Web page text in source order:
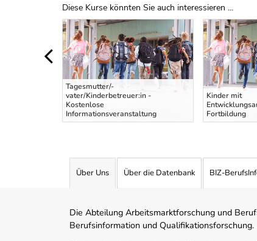
Diese Kurse könnten Sie auch interessieren ...
Uber Weiterbildungsvorschläge
Tagesmutter/-
vater/Kinderbetreuer:in -
Kostenlose
Informationsveranstaltung
Kinder mit
Fortbildung
Über Uns Über die Datenbank BIZ-
Die Abteilung Arbeitsmarktforschung und
Berufsinformation und Qualifikationsforschung.